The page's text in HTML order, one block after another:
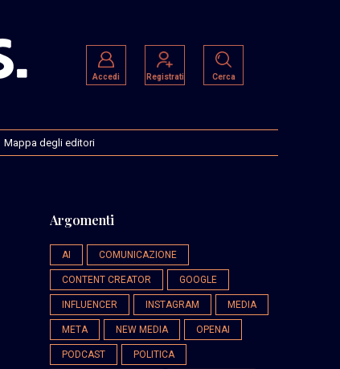
Accedi Registrati Cerca
Mappa degli editori
Argomenti
AI COMUNICAZIONE
CONTENT CREATOR GOOGLE
INFLUENCER INSTAGRAM MEDIA
META NEW MEDIA OPENAI
PODCAST POLITICA